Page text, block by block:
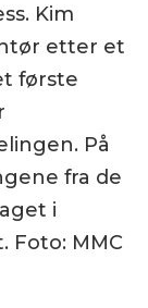
Kim
etter et
første
På
fra de
i
Foto: MMC